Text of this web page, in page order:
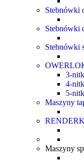
Stebnówki
Stebnówki
Stebnówki
3-
4-
5-
Maszyny
Maszyny